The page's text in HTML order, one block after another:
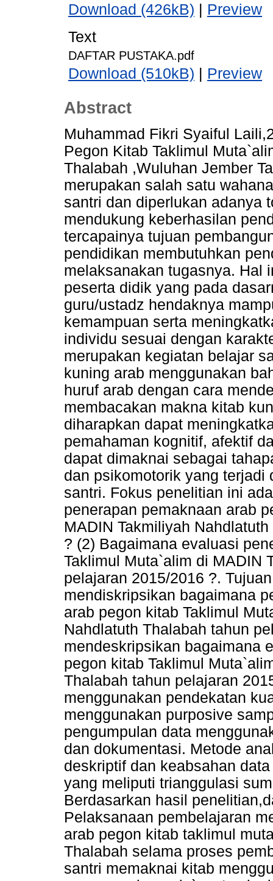
Download (426kB) | Preview
Text
DAFTAR PUSTAKA.pdf
Download (510kB) | Preview
Abstract
Muhammad Fikri Syaiful
Pegon Kitab Taklimul
Thalabah ,Wuluhan Jember
merupakan salah satu
santri dan diperlukan adanya
mendukung keberhasilan
tercapainya tujuan
pendidikan membutuhkan
melaksanakan tugasnya. Hal
peserta didik yang pada
guru/ustadz hendaknya
kemampuan serta
individu sesuai dengan
merupakan kegiatan belajar
kuning arab menggunakan
huruf arab dengan cara
membacakan makna kitab
diharapkan dapat
pemahaman kognitif, afektif
dapat dimaknai sebagai
dan psikomotorik yang
santri. Fokus penelitian ini
penerapan pemaknaan arab
MADIN Takmiliyah
? (2) Bagaimana evaluasi
Taklimul Muta`alim di MADIN
pelajaran 2015/2016 ?.
mendiskripsikan bagaimana
arab pegon kitab Taklimul
Nahdlatuth Thalabah tahun
mendeskripsikan bagaimana
pegon kitab Taklimul
Thalabah tahun pelajaran
menggunakan pendekatan
menggunakan purposive
pengumpulan data
dan dokumentasi. Metode
deskriptif dan keabsahan
yang meliputi trianggulasi
Berdasarkan hasil
Pelaksanaan pembelajaran
arab pegon kitab taklimul
Thalabah selama proses
santri memaknai kitab